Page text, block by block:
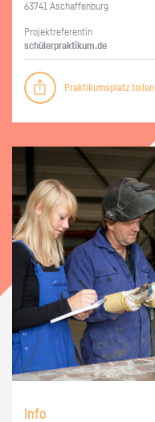
63741 Aschaf­fen­burg
Pro­jekt­re­fe­ren­tin
schü­ler­prak­ti­kum.de
Praktikumsplatz teilen
Info